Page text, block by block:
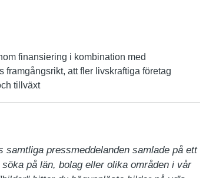
finansiering i kombination med
att fler livskraftiga företag
tillväxt
pressmeddelanden samlade på ett
på län, bolag eller olika områden i vår